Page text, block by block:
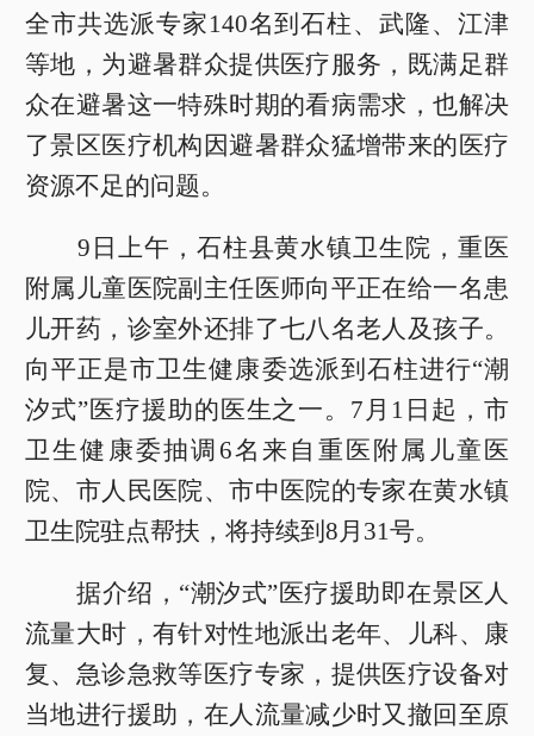
全市共选派专家140名到石柱、武隆、江津
等地，为避暑群众提供医疗服务，既满足群
众在避暑这一特殊时期的看病需求，也解决
了景区医疗机构因避暑群众猛增带来的医疗
资源不足的问题。
9日上午，石柱县黄水镇卫生院，重医
附属儿童医院副主任医师向平正在给一名患
儿开药，诊室外还排了七八名老人及孩子。
向平正是市卫生健康委选派到石柱进行“潮
汐式”医疗援助的医生之一。7月1日起，市
卫生健康委抽调6名来自重医附属儿童医
院、市人民医院、市中医院的专家在黄水镇
卫生院驻点帮扶，将持续到8月31号。
据介绍，“潮汐式”医疗援助即在景区人
流量大时，有针对性地派出老年、儿科、康
复、急诊急救等医疗专家，提供医疗设备对
当地进行援助，在人流量减少时又撤回至原